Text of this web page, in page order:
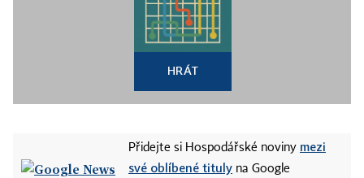
HRÁT
Přidejte si Hospodářské noviny mezi
své oblíbené tituly na Google